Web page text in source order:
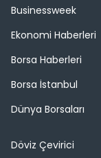
Businessweek
Ekonomi Haberleri
Borsa Haberleri
Borsa İstanbul
Dünya Borsaları
Döviz Çevirici